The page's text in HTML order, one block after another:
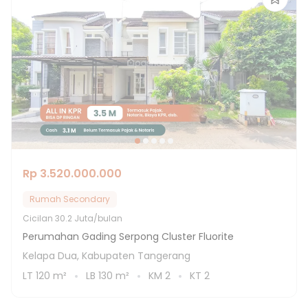
Rp 3.520.000.000
Rumah Secondary
Cicilan 30.2 Juta/bulan
Perumahan Gading Serpong Cluster Fluorite
Kelapa Dua, Kabupaten Tangerang
LT 120 m² LB 130 m² KM 2 KT 2